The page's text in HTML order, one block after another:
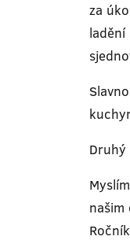
za
ladění
našim